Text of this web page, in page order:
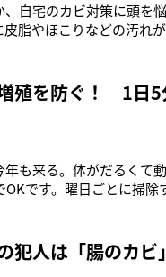
自宅のカビ対策に頭を
脂やほこりなどの汚れ
ビの菌を吸っていると
。衛生
殖を防ぐ！ 1日5
年も来る。体がだるくて
OKです。曜日ごとに掃
手を出さない場所の掃
1日5
犯人は「腸のカ